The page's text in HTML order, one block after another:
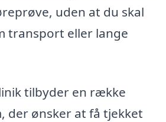
uden at du skal
transport eller lange
tilbyder en række
der ønsker at få tjekket